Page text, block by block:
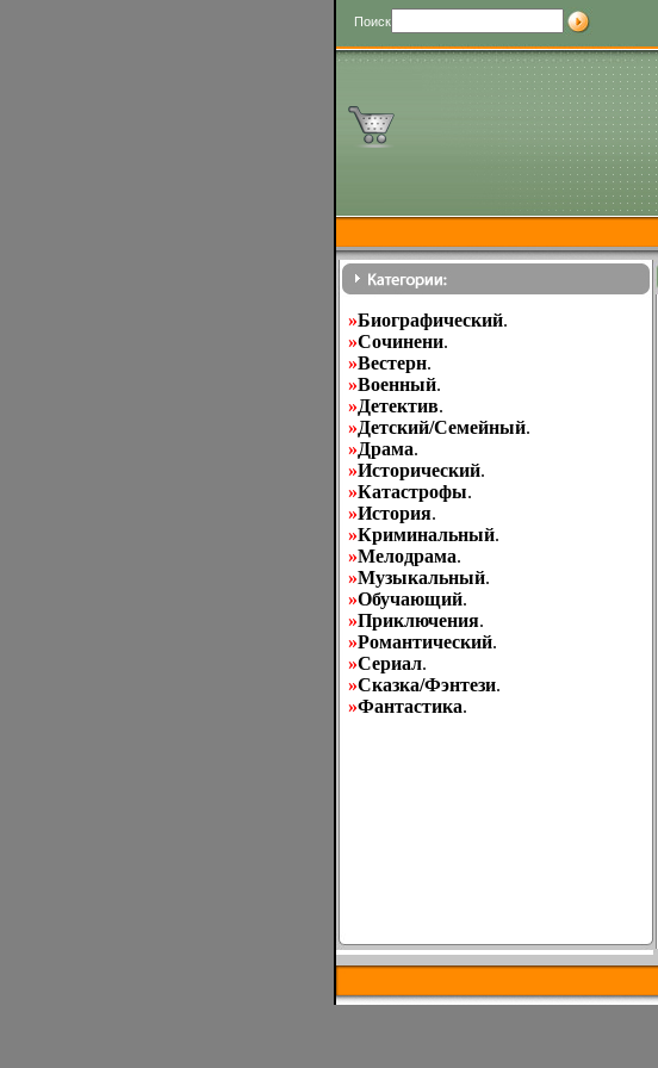
Поиск
»Биографический.
»Cочинени.
»Вестерн.
»Военный.
»Детектив.
»Детский/Семейный.
»Драма.
»Исторический.
»Катастрофы.
»История.
»Криминальный.
»Мелодрама.
»Музыкальный.
»Обучающий.
»Приключения.
»Романтический.
»Сериал.
»Сказка/Фэнтези.
»Фантастика.